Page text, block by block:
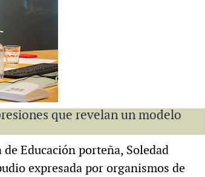
que revelan un modelo
Educación porteña, Soledad
expresada por organismos de